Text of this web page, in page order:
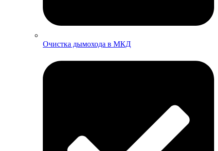
Очистка дымохода в МКД